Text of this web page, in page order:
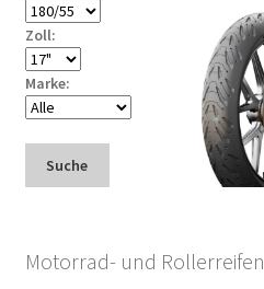
Zoll:
Marke:
Suche
Motorrad- und Rollerreifen